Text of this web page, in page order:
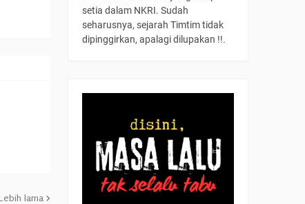
lama
setia dalam NKRI. Sudah
seharusnya, sejarah Timtim tidak
dipinggirkan, apalagi dilupakan !!.